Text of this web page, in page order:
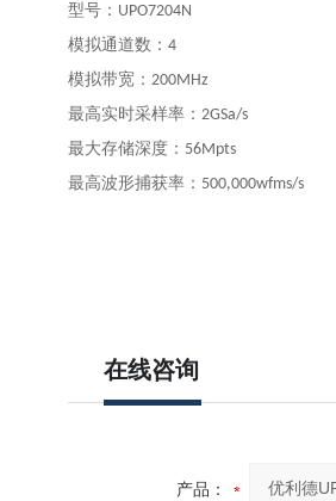
型号： UPO7204N
模拟通道数 ： 4
模拟带宽： 200MHz
最高实时采样率： 2GSa/s
最大存储深度： 56Mpts
最高波形捕获率： 500,000wfms/s
在线咨询
产品：